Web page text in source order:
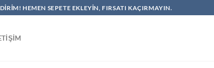
HEMEN SEPETE EKLEYIN, FIRSATI KAÇIRMAYIN.